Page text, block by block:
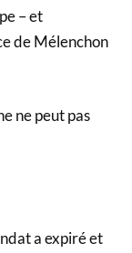
– et
de Mélenchon
ne peut pas
a expiré et